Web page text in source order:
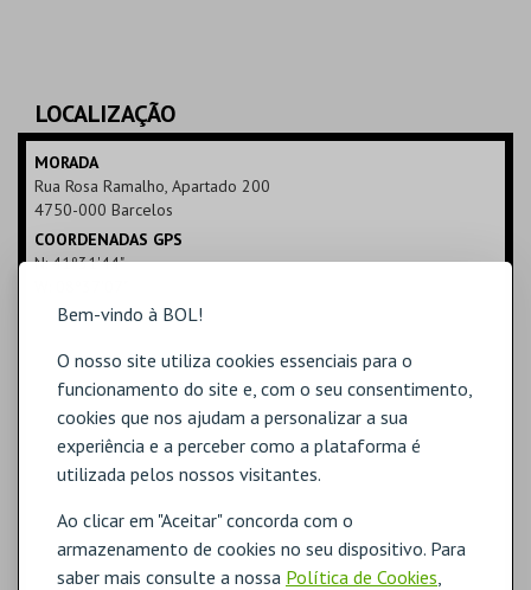
Bem-vindo à BOL!
O nosso site utiliza cookies essenciais para o
funcionamento do site e, com o seu consentimento,
cookies que nos ajudam a personalizar a sua
experiência e a perceber como a plataforma é
utilizada pelos nossos visitantes.
Ao clicar em "Aceitar" concorda com o
armazenamento de cookies no seu dispositivo. Para
saber mais consulte a nossa Política de Cookies,
LOCALIZAÇÃO
MORADA
Rua Rosa Ramalho, Apartado 200
4750-000 Barcelos
COORDENADAS GPS
N: 41º31'44"